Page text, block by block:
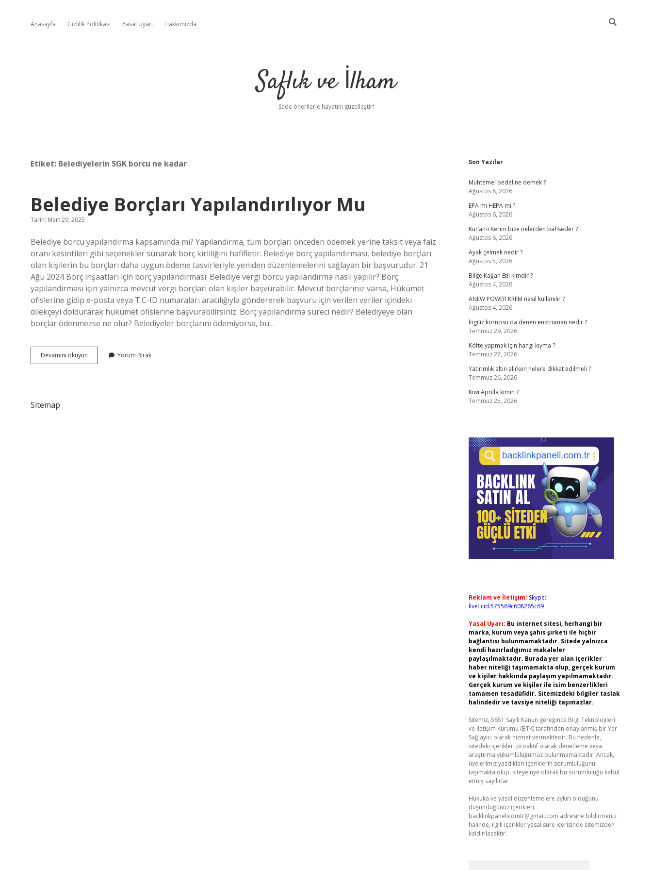
Anasayfa Gizlilik Politikası Yasal Uyarı Hakkımızda
Saflık ve İlham
Sade önerilerle hayatını güzelleştir!
Etiket: Belediyelerin SGK borcu ne kadar
Belediye Borçları Yapılandırılıyor Mu
Tarih: Mart 29, 2025
Belediye borcu yapılandırma kapsamında mı? Yapılandırma, tüm borçları önceden ödemek yerine taksit veya faiz
oranı kesintileri gibi seçenekler sunarak borç kirliliğini hafifletir. Belediye borç yapılandırması, belediye borçları
olan kişilerin bu borçları daha uygun ödeme tasvirleriyle yeniden düzenlemelerini sağlayan bir başvurudur. 21
Ağu 2024 Borç inşaatları için borç yapılandırması. Belediye vergi borcu yapılandırma nasıl yapılır? Borç
yapılandırması için yalnızca mevcut vergi borçları olan kişiler başvurabilir. Mevcut borçlarınız varsa, Hükümet
ofislerine gidip e-posta veya T.C-ID numaraları aracılığıyla göndererek başvuru için verilen veriler içindeki
dilekçeyi doldurarak hükümet ofislerine başvurabilirsiniz. Borç yapılandırma süreci nedir? Belediyeye olan
borçlar ödenmezse ne olur? Belediyeler borçlarını ödemiyorsa, bu…
Devamını okuyun Belediye
Borçları
Yorum Bırak
Sitemap
Sidebar
Son Yazılar
Muhtemel bedel ne demek ?
Ağustos 8, 2026
EPA mı HEPA mı ?
Ağustos 6, 2026
Kur’an-ı Kerim bize nelerden bahseder ?
Ağustos 6, 2026
Ayak çelmek nedir ?
Ağustos 5, 2026
Bilge Kağan Etil kimdir ?
Ağustos 4, 2026
ANEW POWER KREM nasıl kullanılır ?
Ağustos 4, 2026
İngiliz kornosu da denen enstrüman nedir ?
Temmuz 29, 2026
Köfte yapmak için hangi kıyma ?
Temmuz 27, 2026
Yatırımlık altın alırken nelere dikkat edilmeli ?
Temmuz 26, 2026
Kiwi Aprilla kimin ?
Temmuz 25, 2026
Reklam ve İletişim: Skype:
live:.cid.575569c608265c69
Yasal Uyarı: Bu internet sitesi, herhangi bir
marka, kurum veya şahıs şirketi ile hiçbir
bağlantısı bulunmamaktadır. Sitede yalnızca
kendi hazırladığımız makaleler
paylaşılmaktadır. Burada yer alan içerikler
haber niteliği taşımamakta olup, gerçek kurum
ve kişiler hakkında paylaşım yapılmamaktadır.
Gerçek kurum ve kişiler ile isim benzerlikleri
tamamen tesadüfidir. Sitemizdeki bilgiler taslak
halindedir ve tavsiye niteliği taşımazlar.
Sitemiz, 5651 Sayılı Kanun gereğince Bilgi Teknolojileri
ve İletişim Kurumu (BTK) tarafından onaylanmış bir Yer
Sağlayıcı olarak hizmet vermektedir. Bu nedenle,
sitedeki içerikleri proaktif olarak denetleme veya
araştırma yükümlülüğümüz bulunmamaktadır. Ancak,
üyelerimiz yazdıkları içeriklerin sorumluluğunu
taşımakta olup, siteye üye olarak bu sorumluluğu kabul
etmiş sayılırlar.
Hukuka ve yasal düzenlemelere aykırı olduğunu
düşündüğünüz içerikleri,
backlinkpanelicomtr@gmail.com adresine bildirmeniz
halinde, ilgili içerikler yasal süre içerisinde sitemizden
kaldırılacaktır.